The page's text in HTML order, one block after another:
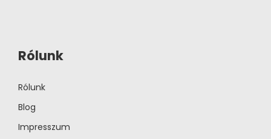
Rólunk
Rólunk
Blog
Impresszum